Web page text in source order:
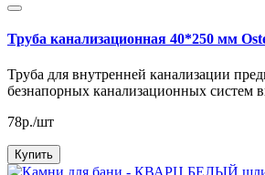
Труба канализационная 40*250 мм
Труба для внутренней канализации
безнапорных канализационных систем
78р./шт
Купить